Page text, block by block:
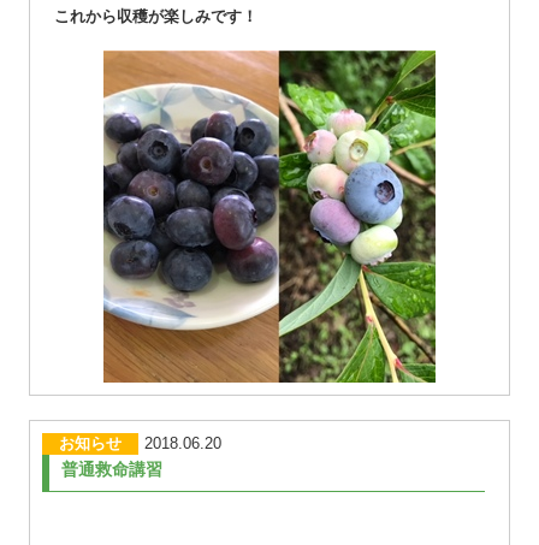
これから収穫が楽しみです！
お知らせ 2018.06.20
普通救命講習